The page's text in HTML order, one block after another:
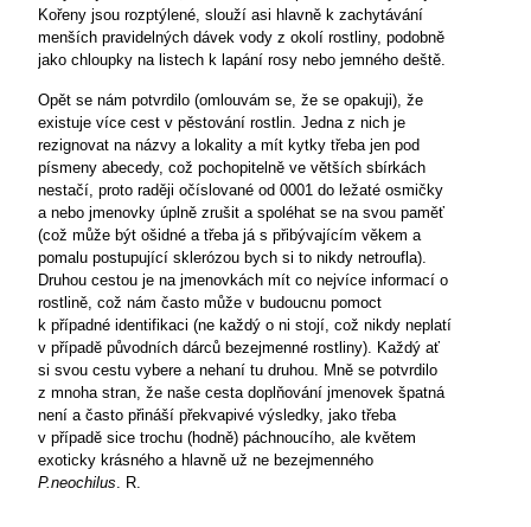
Kořeny jsou rozptýlené, slouží asi hlavně k zachytávání
menších pravidelných dávek vody z okolí rostliny, podobně
jako chloupky na listech k lapání rosy nebo jemného deště.
Opět se nám potvrdilo (omlouvám se, že se opakuji), že
existuje více cest v pěstování rostlin. Jedna z nich je
rezignovat na názvy a lokality a mít kytky třeba jen pod
písmeny abecedy, což pochopitelně ve větších sbírkách
nestačí, proto raději očíslované od 0001 do ležaté osmičky
a nebo jmenovky úplně zrušit a spoléhat se na svou paměť
(což může být ošidné a třeba já s přibývajícím věkem a
pomalu postupující sklerózou bych si to nikdy netroufla).
Druhou cestou je na jmenovkách mít co nejvíce informací o
rostlině, což nám často může v budoucnu pomoct
k případné identifikaci (ne každý o ni stojí, což nikdy neplatí
v případě původních dárců bezejmenné rostliny). Každý ať
si svou cestu vybere a nehaní tu druhou. Mně se potvrdilo
z mnoha stran, že naše cesta doplňování jmenovek špatná
není a často přináší překvapivé výsledky, jako třeba
v případě sice trochu (hodně) páchnoucího, ale květem
exoticky krásného a hlavně už ne bezejmenného
P.neochilus. R.